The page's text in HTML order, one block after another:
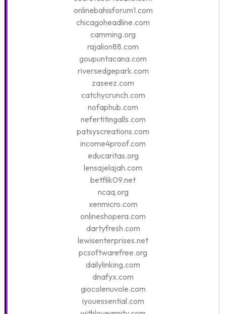
onlinebahisforum1.com
chicagoheadline.com
camming.org
rajalion88.com
goupuntacana.com
riversedgepark.com
zaseez.com
catchycrunch.com
nofaphub.com
nefertitingalls.com
patsyscreations.com
income4proof.com
educaritas.org
lensajelajah.com
betflik09.net
ncaq.org
xenmicro.com
onlineshopera.com
dartyfresh.com
lewisenterprises.net
pcsoftwarefree.org
dailylinking.com
dnafyx.com
giocolenuvole.com
iyouessential.com